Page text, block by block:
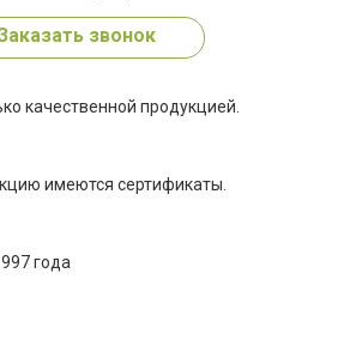
звонок
качественной продукцией.
имеются сертификаты.
года